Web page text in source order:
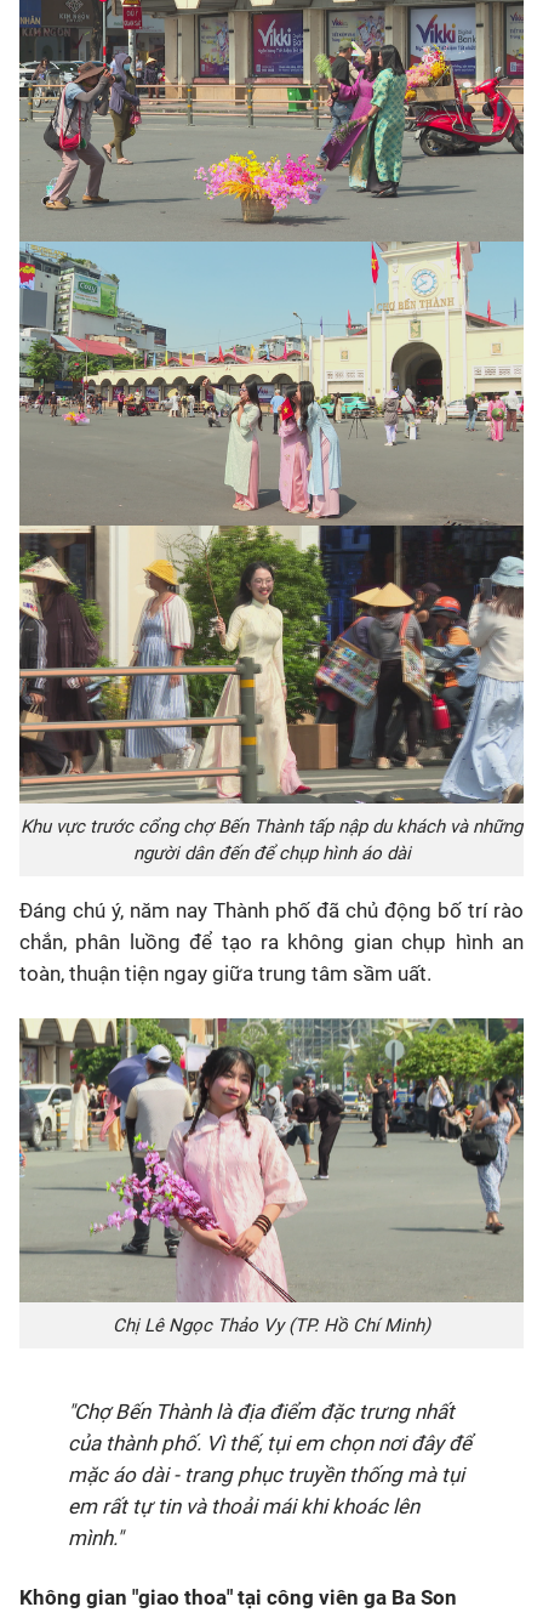
Khu vực trước cổng chợ Bến Thành tấp nập du khách và những
người dân đến để chụp hình áo dài
Đáng chú ý, năm nay Thành phố đã chủ động bố trí rào
chắn, phân luồng để tạo ra không gian chụp hình an
toàn, thuận tiện ngay giữa trung tâm sầm uất.
Chị Lê Ngọc Thảo Vy (TP. Hồ Chí Minh)
"Chợ Bến Thành là địa điểm đặc trưng nhất
của thành phố. Vì thế, tụi em chọn nơi đây để
mặc áo dài - trang phục truyền thống mà tụi
em rất tự tin và thoải mái khi khoác lên
mình."
Không gian "giao thoa" tại công viên ga Ba Son